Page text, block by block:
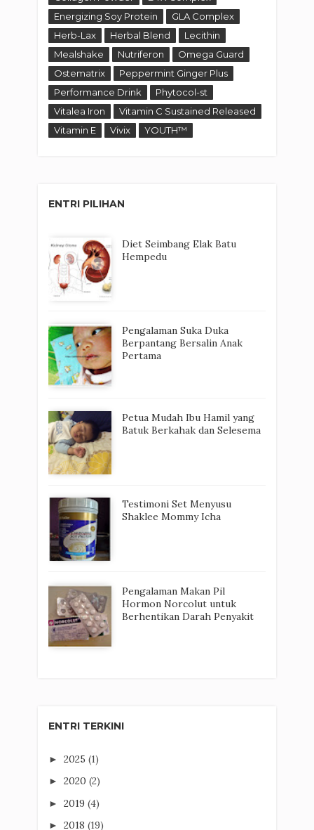
Energizing Soy Protein
GLA Complex
Herb-Lax
Herbal Blend
Lecithin
Mealshake
Nutriferon
Omega Guard
Ostematrix
Peppermint Ginger Plus
Performance Drink
Phytocol-st
Vitalea Iron
Vitamin C Sustained Released
Vitamin E
Vivix YOUTH™
ENTRI PILIHAN
Diet Seimbang Elak Batu
Hempedu
Pengalaman Suka Duka
Berpantang Bersalin Anak
Pertama
Petua Mudah Ibu Hamil yang
Batuk Berkahak dan Selesema
Testimoni Set Menyusu
Shaklee Mommy Icha
Pengalaman Makan Pil
Hormon Norcolut untuk
Berhentikan Darah Penyakit
ENTRI TERKINI
► 2025 (1)
► 2020 (2)
► 2019 (4)
► 2018 (19)